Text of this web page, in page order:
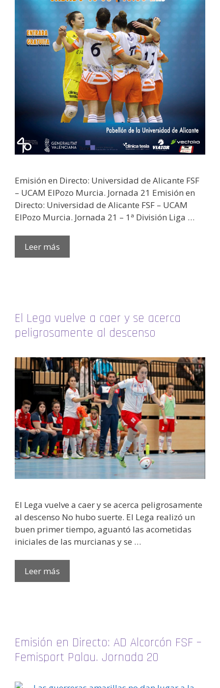
Emisión en Directo: Universidad de Alicante FSF
– UCAM ElPozo Murcia. Jornada 21 Emisión en
Directo: Universidad de Alicante FSF – UCAM
ElPozo Murcia. Jornada 21 – 1ª División Liga …
Leer más
El Lega vuelve a caer y se acerca
peligrosamente al descenso
El Lega vuelve a caer y se acerca peligrosamente
al descenso No hubo suerte. El Lega realizó un
buen primer tiempo, aguantó las acometidas
iniciales de las murcianas y se …
Leer más
Emisión en Directo: AD Alcorcón FSF –
Femisport Palau. Jornada 20